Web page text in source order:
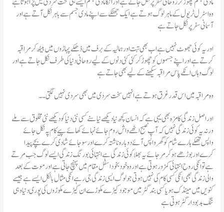
وہ اسٹرل ٹریول کے ماہر لوگ ہوتے ہے ایک جھٹکے سے اپنے مادی جسم سے باہر نکل آتے ہے اور
آسمانی سفر پر نکل جاتے ہے
اور یہ کوئی جھوٹ نہیں ہے اب بھی تبت اور ہمالیہ کے برف میں ڈھکے پہاڑوں میں بیٹھ کر مراقبہ
کرتے ہے اور اپنے جسموں کو چھوڑ کر کئی کئی دنوں کے لیے روحانی دنیا کی طرف نکل جاتے ہے اور
لوگ وہاں انکے پاس مراقبہ سیکھنے کے لیے بھی جاتے ہے
وہ مراقبہ میں اس قدر غرق ہوتے ہے انہیں سخت سردی میں بھی سردی نہیں لگتی ۔۔
اور اصل زندگی کا مزہ بھی یہی ہے کہ انسان کچھ نیا دیکھے نیا سنے کسی نئی دنیا کو دیکھے نئی مخلوق سے ملے
ورنہ یہ کوئی زندگی نہیں کہ آپ صبح اٹھے واش روم جائے نہائے کھائے پیے کام پہ نکل جائے
واپس تھکے ہارے شام کو گھر واپس آئے دوبارہ ناشتہ کرے اور سو جائے شادی کرے بچے پیدا
کرے اور بوڑھے ہو کر مر جائے یہ بھلا کوئی زندگی ہے انتہائی بورنگ زندگی ایسے لوگ جب مرتے
ہے تو انکی روح انتہائی کمزور ہوتی ہے اور وہ خودبخود اسفل مقام میں پہنچ جاتی ہے اور موت کے بعد
والی زندگی بھی انکی کسی کام کی نہیں ہوتی جو لوگ ایسی زندگی جی رہے انکی مثال بالکل ایسے ہے جیسے
کنویں میں مینڈک ہو یا کسی بند گٹر میں موجود کیڑے مکوڑے ان کیڑے مکوڑوں کی پوری دنیا وہی
تنگ بدبودار گٹر ہوتی ہے